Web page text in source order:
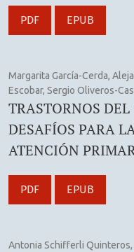
PDF EPUB
Margarita García-Cerda,
Escobar, Sergio Oliveros-
TRASTORNOS
DESAFÍOS PARA
ATENCIÓN
PDF EPUB
Antonia Schifferli Quinteros,